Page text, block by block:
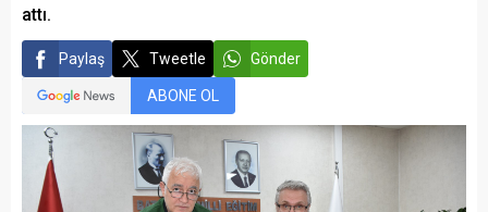
attı.
Paylaş Tweetle Gönder
ABONE OL